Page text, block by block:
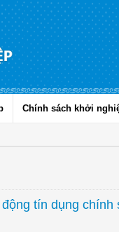
Chính sách khởi
tín dụng chính